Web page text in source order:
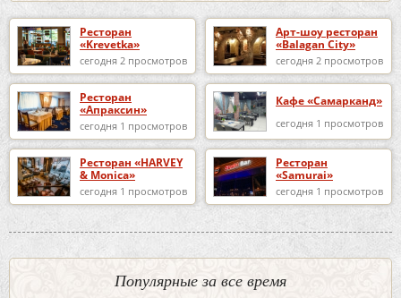
Ресторан
«Krevetka»
сегодня 2 просмотров
Арт-шоу ресторан
«Balagan City»
сегодня 2 просмотров
Ресторан
«Апраксин»
сегодня 1 просмотров
Кафе «Самарканд»
сегодня 1 просмотров
Ресторан «HARVEY
& Monica»
сегодня 1 просмотров
Ресторан
«Samurai»
сегодня 1 просмотров
Популярные за все время